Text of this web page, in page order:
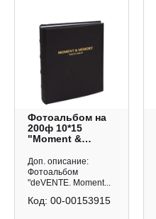
Фотоальбом на
200ф 10*15
"Moment &
кармашки
9028512 deVENTE
Доп. описание:
Фотоальбом
"deVENTE. Moment...
Код: 00-00153915